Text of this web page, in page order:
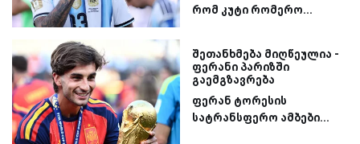
რომ კუტი რომერო...
შეთანხმება მიღწეულია -
ფერანი პარიზში
გაემგზავრება
ფერან ტორესის
სატრანსფერო ამბები...